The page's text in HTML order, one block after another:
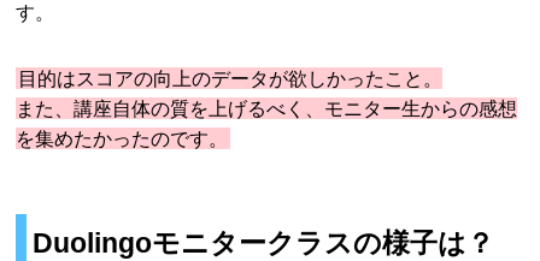
す。
目的はスコアの向上のデータが欲しかったこと。
また、講座自体の質を上げるべく、モニター生からの感想
を集めたかったのです。
Duolingoモニタークラスの様子は？